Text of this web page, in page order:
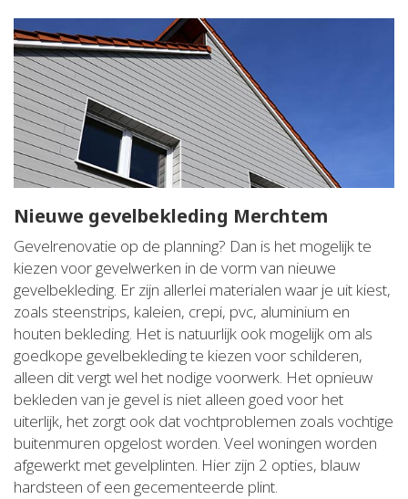
Nieuwe gevelbekleding Merchtem
Gevelrenovatie op de planning? Dan is het mogelijk te
kiezen voor gevelwerken in de vorm van nieuwe
gevelbekleding. Er zijn allerlei materialen waar je uit kiest,
zoals steenstrips, kaleien, crepi, pvc, aluminium en
houten bekleding. Het is natuurlijk ook mogelijk om als
goedkope gevelbekleding te kiezen voor schilderen,
alleen dit vergt wel het nodige voorwerk. Het opnieuw
bekleden van je gevel is niet alleen goed voor het
uiterlijk, het zorgt ook dat vochtproblemen zoals vochtige
buitenmuren opgelost worden. Veel woningen worden
afgewerkt met gevelplinten. Hier zijn 2 opties, blauw
hardsteen of een gecementeerde plint.